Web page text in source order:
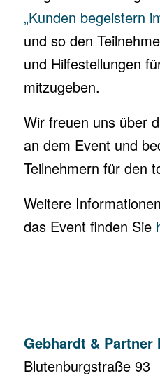
„Kunden begeistern
und so den
und Hilfestellungen
mitzugeben.
Wir freuen uns über
an dem Event und
Teilnehmern für den
Weitere
das Event finden Sie
Gebhardt & Partner
Blutenburgstraße 93